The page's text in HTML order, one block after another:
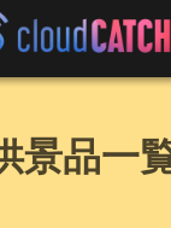
景品一